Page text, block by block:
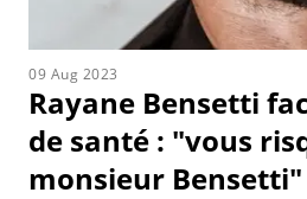
09 Aug 2023
Rayane Bensetti
de santé : "vous
monsieur Bensetti"